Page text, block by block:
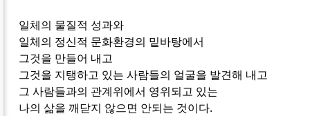
일체의 물질적 성과와
일체의 정신적 문화환경의 밑바탕에서
그것을 만들어 내고
그것을 지탱하고 있는 사람들의 얼굴을 발견해 내고
그 사람들과의 관계위에서 영위되고 있는
나의 삶을 깨닫지 않으면 안되는 것이다.